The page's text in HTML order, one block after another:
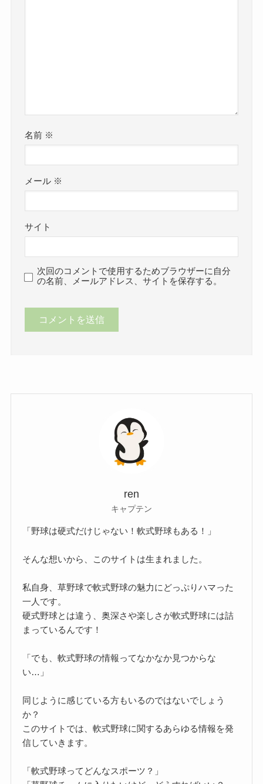
名前 ※
メール ※
サイト
次回のコメントで使用するためブラウザーに自分
の名前、メールアドレス、サイトを保存する。
ren
キャプテン
「野球は硬式だけじゃない！軟式野球もある！」
そんな想いから、このサイトは生まれました。
私自身、草野球で軟式野球の魅力にどっぷりハマった
一人です。
硬式野球とは違う、奥深さや楽しさが軟式野球には詰
まっているんです！
「でも、軟式野球の情報ってなかなか見つからな
い…」
同じように感じている方もいるのではないでしょう
か？
このサイトでは、軟式野球に関するあらゆる情報を発
信していきます。
「軟式野球ってどんなスポーツ？」